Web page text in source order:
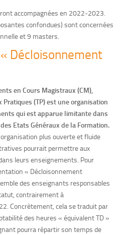
accompagnées en 2022-2023.
confondues) sont concernées
et 9 masters.
Décloisonnement
en Cours Magistraux (CM),
Pratiques (TP) est une organisation
qui est apparue limitante dans
Etats Généraux de la Formation.
plus ouverte et fluide
pourrait permettre aux
leurs enseignements. Pour
« Décloisonnement
des enseignants responsables
contrairement à
Concrètement, cela se traduit par
des heures « équivalent TD »
pourra répartir son temps de